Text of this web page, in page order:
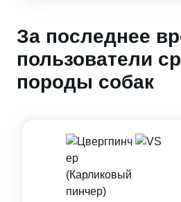
За последнее
пользователи
породы собак